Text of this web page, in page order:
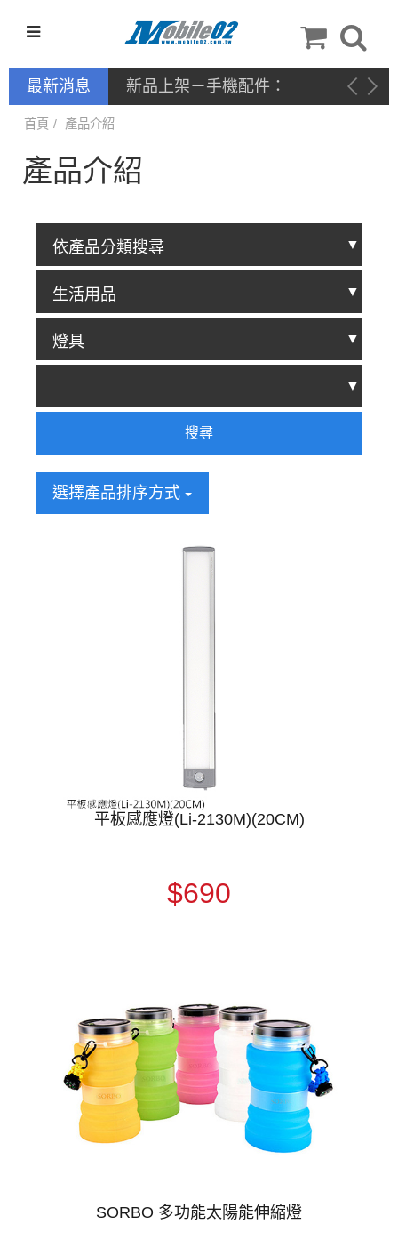
最新消息
新品上架－手機配件：
NILLKIN
首頁 產品介紹
產品介紹
搜尋
選擇產品排序方式
平板感應燈(Li-2130M)(20CM)
$690
SORBO 多功能太陽能伸縮燈